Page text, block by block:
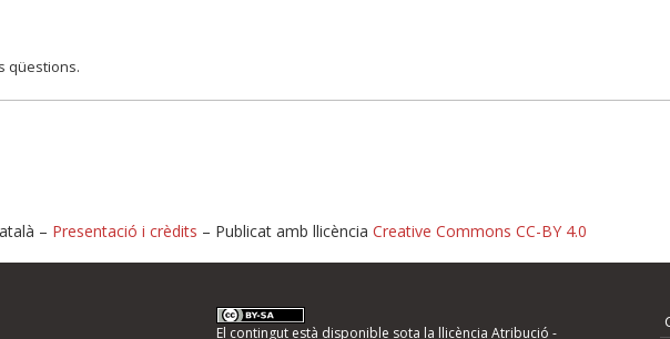
qüestions.
o informeu d'errors
– Presentació i crèdits – Publicat amb llicència Creative Commons CC-BY 4.0
El contingut està disponible sota la llicència Atribució -